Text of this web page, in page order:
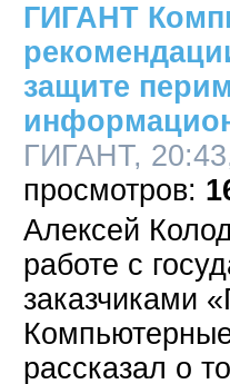
ГИГАНТ
защите
ГИГАНТ,
Алексей
работе с
заказчиками
рассказал о